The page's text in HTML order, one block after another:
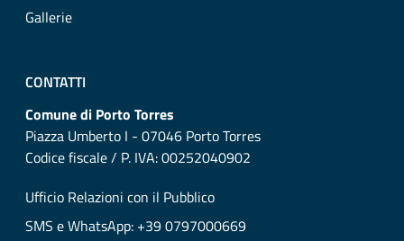
Gallerie
CONTATTI
Comune di Porto Torres
Piazza Umberto I - 07046 Porto Torres
Codice fiscale / P. IVA: 00252040902
Ufficio Relazioni con il Pubblico
SMS e WhatsApp: +39 0797000669